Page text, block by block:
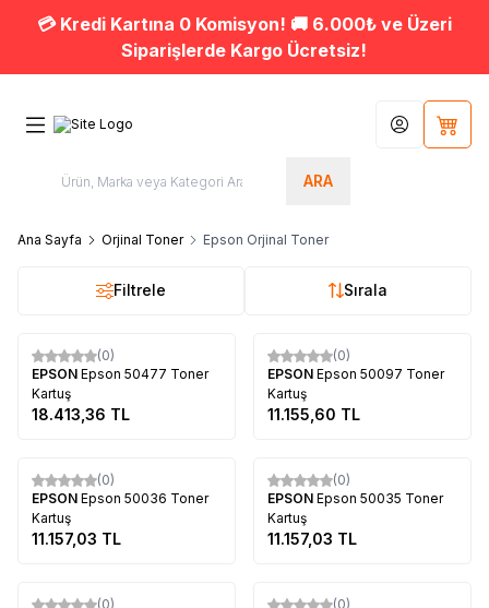
💳 Kredi Kartına 0 Komisyon! 🚚 6.000₺ ve Üzeri
Siparişlerde Kargo Ücretsiz!
ARA
Hesabım
Ana Sayfa Orjinal Toner Epson Orjinal Toner
Filtrele Sırala
(0)
EPSON Epson 50477 Toner
Kartuş
18.413,36 TL
(0)
EPSON Epson 50097 Toner
Kartuş
11.155,60 TL
(0)
EPSON Epson 50036 Toner
Kartuş
11.157,03 TL
(0)
EPSON Epson 50035 Toner
Kartuş
11.157,03 TL
(0)
(0)